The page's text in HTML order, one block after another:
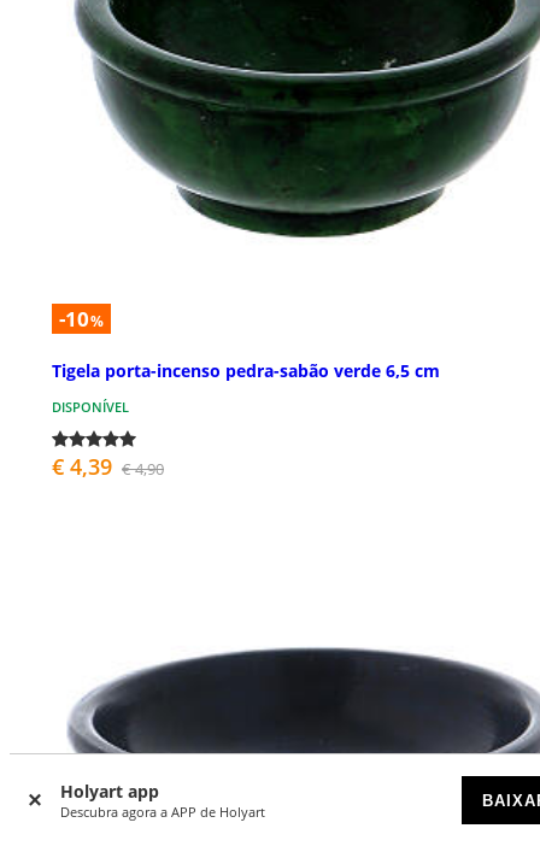
Holyart app
Descubra agora a APP de Holyart
-10%
Tigela porta-incenso pedra-sabão verde 6,5 cm
DISPONÍVEL
€ 4,39 € 4,90